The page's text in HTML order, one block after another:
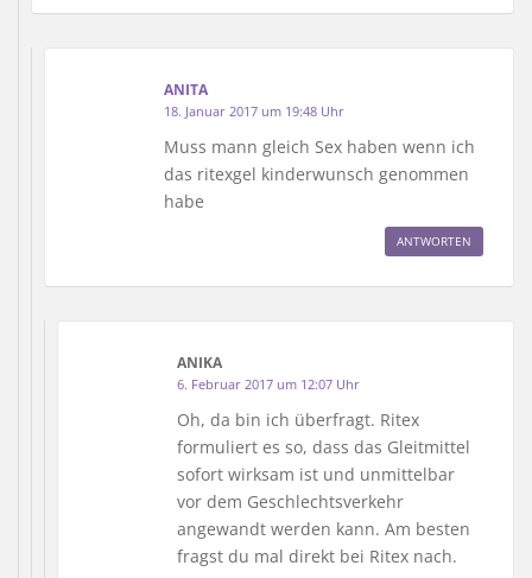
ANITA
18. Januar 2017 um 19:48 Uhr
Muss mann gleich Sex haben wenn ich
das ritexgel kinderwunsch genommen
habe
ANTWORTEN
ANIKA
6. Februar 2017 um 12:07 Uhr
Oh, da bin ich überfragt. Ritex
formuliert es so, dass das Gleitmittel
sofort wirksam ist und unmittelbar
vor dem Geschlechtsverkehr
angewandt werden kann. Am besten
fragst du mal direkt bei Ritex nach.